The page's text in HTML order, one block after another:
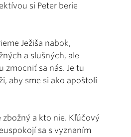
si Peter berie
Ježiša nabok,
a slušných, ale
zmocniť sa nás. Je tu
aby sme si ako apoštoli
a kto nie. Kľúčový
sa s vyznaním